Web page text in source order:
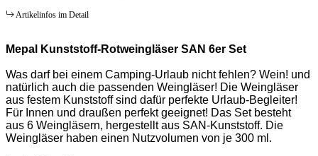
Artikelinfos im Detail
Mepal Kunststoff-Rotweingläser SAN 6er Set
Was darf bei einem Camping-Urlaub nicht fehlen? Wein! und
natürlich auch die passenden Weingläser! Die Weingläser
aus festem Kunststoff sind dafür perfekte Urlaub-Begleiter!
Für Innen und draußen perfekt geeignet! Das Set besteht
aus 6 Weingläsern, hergestellt aus SAN-Kunststoff. Die
Weingläser haben einen Nutzvolumen von je 300 ml.